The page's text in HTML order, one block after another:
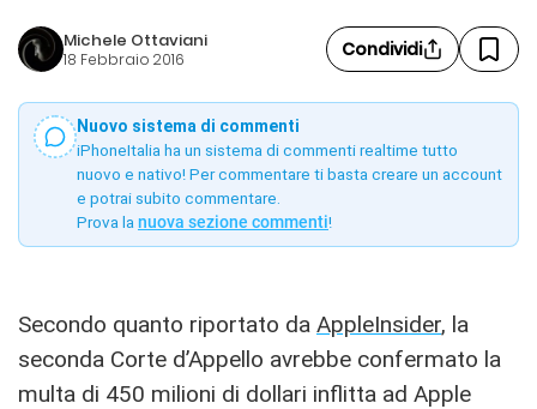
Michele Ottaviani
18 Febbraio 2016 Condividi
Nuovo sistema di commenti
iPhoneItalia ha un sistema di commenti realtime tutto
nuovo e nativo! Per commentare ti basta creare un account
e potrai subito commentare.
Prova la nuova sezione commenti!
Secondo quanto riportato da AppleInsider, la
seconda Corte d’Appello avrebbe confermato la
multa di 450 milioni di dollari inflitta ad Apple